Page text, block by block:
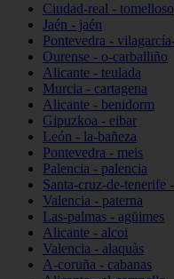
Ciudad-real - tomelloso
Jaén - jaén
Pontevedra -
Ourense - o-carballiño
Alicante - teulada
Murcia - cartagena
Alicante - benidorm
Gipuzkoa - eibar
León - la-bañeza
Pontevedra - meis
Palencia - palencia
Santa-cruz-de-tenerife
Valencia - paterna
Las-palmas - agüimes
Alicante - alcoi
Valencia - alaquàs
A-coruña - cabanas